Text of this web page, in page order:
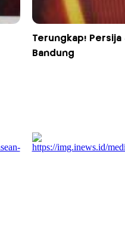
Terungkap!
Bandung